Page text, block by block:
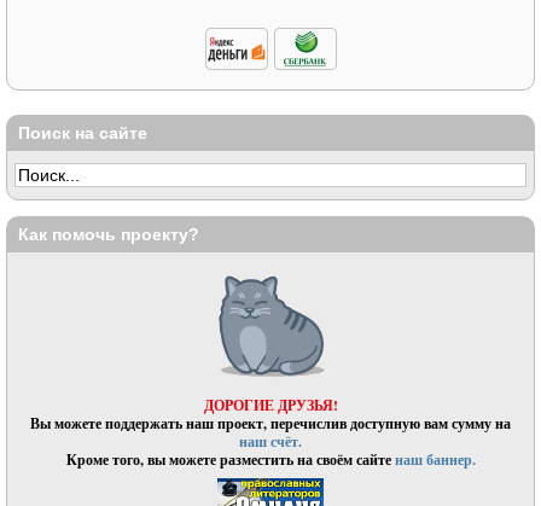
Поиск на сайте
Как помочь проекту?
ДОРОГИЕ ДРУЗЬЯ!
Вы можете поддержать наш проект, перечислив доступную вам сумму на
наш счёт.
Кроме того, вы можете разместить на своём сайтенаш баннер.